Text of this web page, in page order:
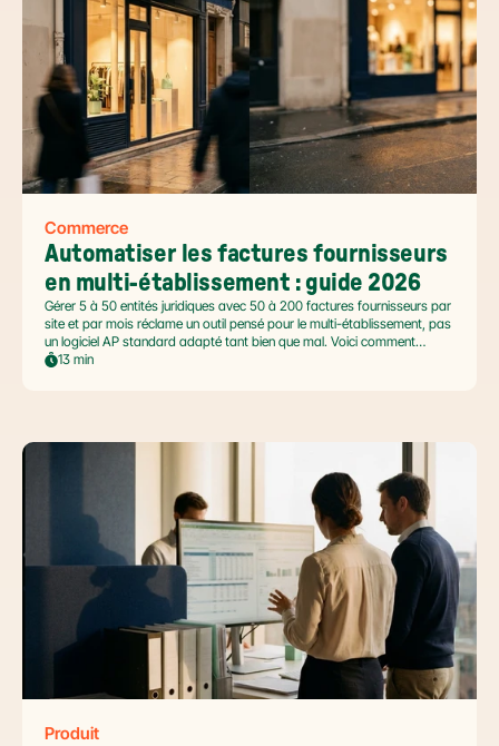
Commerce
Automatiser les factures fournisseurs
en multi-établissement : guide 2026
Gérer 5 à 50 entités juridiques avec 50 à 200 factures fournisseurs par
site et par mois réclame un outil pensé pour le multi-établissement, pas
un logiciel AP standard adapté tant bien que mal. Voici comment
automatiser sans casser la gouvernance locale, capturer le levier BFR
13 min
Produit